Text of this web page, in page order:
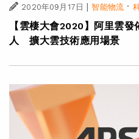
2020年09月17日 | 智能物流 ·
【雲棲大會2020】阿里雲
人 擴大雲技術應用場景